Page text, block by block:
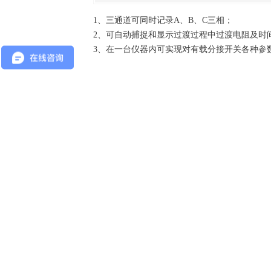
1、三通道可同时记录A、B、C三相；
2、可自动捕捉和显示过渡过程中过渡电阻及时
3、在一台仪器内可实现对有载分接开关各种参